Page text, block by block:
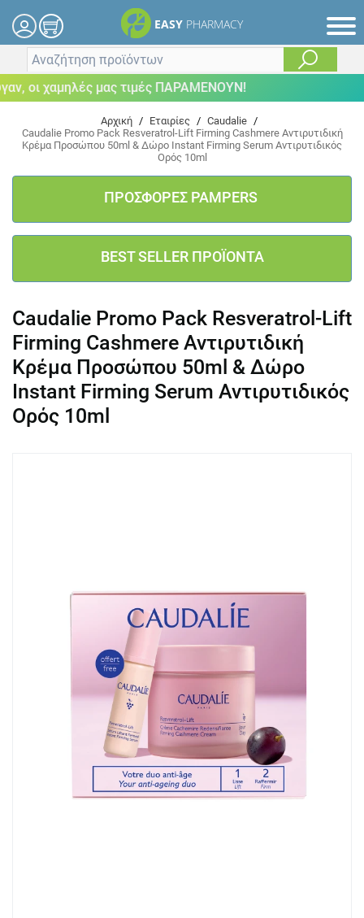
EASY PHARMACY
οι χαμηλές μας τιμές ΠΑΡΑΜΕΝΟΥΝ!
Αρχική / Εταιρίες / Caudalie /
Caudalie Promo Pack Resveratrol-Lift Firming Cashmere Αντιρυτιδική
Κρέμα Προσώπου 50ml & Δώρο Instant Firming Serum Αντιρυτιδικός
Ορός 10ml
ΠΡΟΣΦΟΡΕΣ PAMPERS
BEST SELLER ΠΡΟΪΟΝΤΑ
Caudalie Promo Pack Resveratrol-Lift
Firming Cashmere Αντιρυτιδική
Κρέμα Προσώπου 50ml & Δώρο
Instant Firming Serum Αντιρυτιδικός
Ορός 10ml